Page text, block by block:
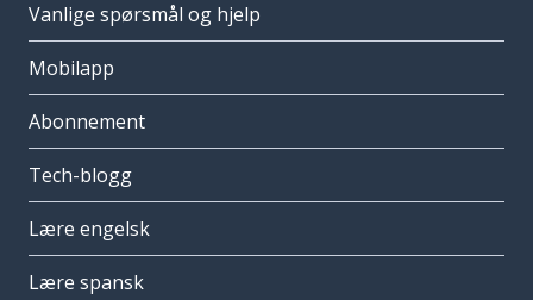
Vanlige spørsmål og hjelp
Mobilapp
Abonnement
Tech-blogg
Lære engelsk
Lære spansk